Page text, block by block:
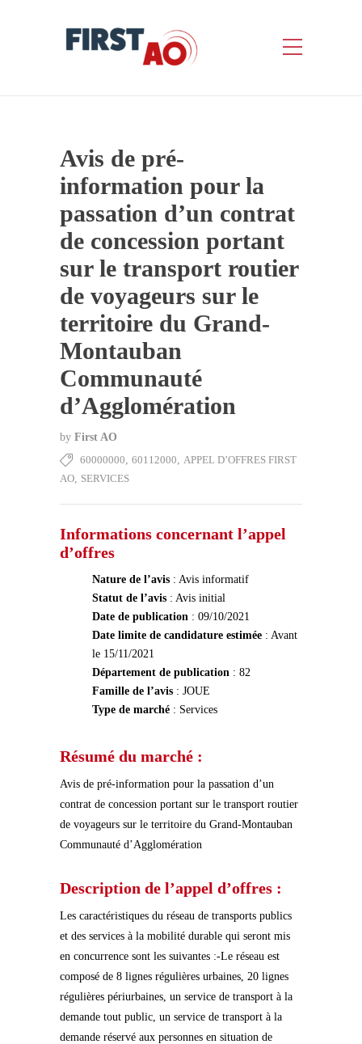
Avis de pré-
information pour la
passation d’un contrat
de concession portant
sur le transport routier
de voyageurs sur le
territoire du Grand-
Montauban
Communauté
d’Agglomération
by First AO
60000000, 60112000, APPEL D’OFFRES FIRST
AO, SERVICES
Informations concernant l’appel
d’offres
Nature de l’avis : Avis informatif
Statut de l’avis : Avis initial
Date de publication : 09/10/2021
Date limite de candidature estimée : Avant
le 15/11/2021
Département de publication : 82
Famille de l’avis : JOUE
Type de marché : Services
Résumé du marché :
Avis de pré-information pour la passation d’un
contrat de concession portant sur le transport routier
de voyageurs sur le territoire du Grand-Montauban
Communauté d’Agglomération
Description de l’appel d’offres :
Les caractéristiques du réseau de transports publics
et des services à la mobilité durable qui seront mis
en concurrence sont les suivantes :-Le réseau est
composé de 8 lignes régulières urbaines, 20 lignes
régulières périurbaines, un service de transport à la
demande tout public, un service de transport à la
demande réservé aux personnes en situation de